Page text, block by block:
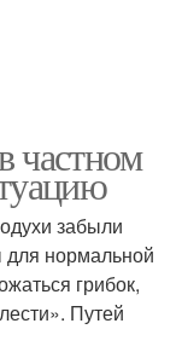
частном
забыли
для нормальной
грибок,
Путей